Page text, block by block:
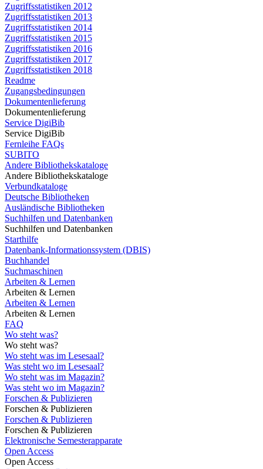
Zugriffsstatistiken 2012
Zugriffsstatistiken 2013
Zugriffsstatistiken 2014
Zugriffsstatistiken 2015
Zugriffsstatistiken 2016
Zugriffsstatistiken 2017
Zugriffsstatistiken 2018
Readme
Zugangsbedingungen
Dokumentenlieferung
Dokumentenlieferung
Service DigiBib
Service DigiBib
Fernleihe FAQs
SUBITO
Andere Bibliothekskataloge
Andere Bibliothekskataloge
Verbundkataloge
Deutsche Bibliotheken
Ausländische Bibliotheken
Suchhilfen und Datenbanken
Suchhilfen und Datenbanken
Starthilfe
Datenbank-Informationssystem (DBIS)
Buchhandel
Suchmaschinen
Arbeiten & Lernen
Arbeiten & Lernen
Arbeiten & Lernen
Arbeiten & Lernen
FAQ
Wo steht was?
Wo steht was?
Wo steht was im Lesesaal?
Was steht wo im Lesesaal?
Wo steht was im Magazin?
Was steht wo im Magazin?
Forschen & Publizieren
Forschen & Publizieren
Forschen & Publizieren
Forschen & Publizieren
Elektronische Semesterapparate
Open Access
Open Access